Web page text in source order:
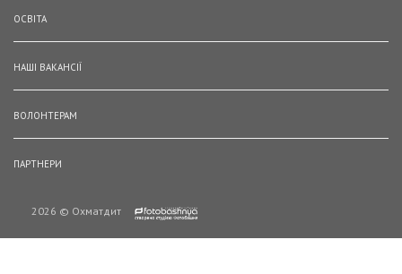
ОСВІТА
НАШІ ВАКАНСІЇ
ВОЛОНТЕРАМ
ПАРТНЕРИ
2026 © Охматдит